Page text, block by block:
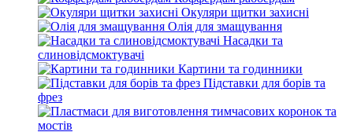
Окуляри щитки захисні
Олія для змащування
Насадки та
слиновідсмоктувачі
Картини та годинники
Підставки для борів та
фрез